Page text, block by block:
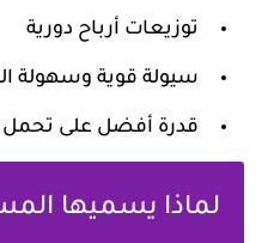
توزيعات أرباح دورية
سيولة قوية وسهولة
قدرة أفضل على تحمل
لماذا يسميها